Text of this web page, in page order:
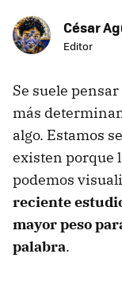
César
Editor
Se suele
más
algo. Estamos
existen porque
podemos
reciente
mayor peso
palabra.